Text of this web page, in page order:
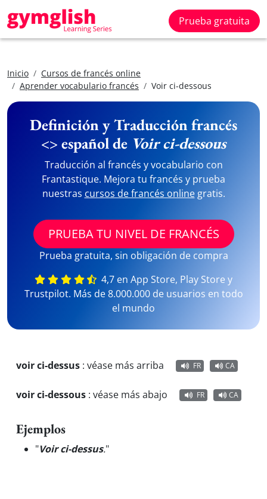
Prueba gratuita
Inicio
Cursos de francés online
Aprender vocabulario francés
Voir ci-dessous
Definición y Traducción francés
<> español de Voir ci-dessous
Traducción al francés y vocabulario con
Frantastique. Mejora tu francés y prueba
nuestras cursos de francés onlinegratis.
PRUEBA TU NIVEL DE FRANCÉS
Prueba gratuita, sin obligación de compra
4,7 en App Store, Play Store y
Trustpilot. Más de 8.000.000 de usuarios en todo
el mundo
voir ci-dessus : véase más arriba FR CA
voir ci-dessous : véase más abajo FR CA
Ejemplos
"Voir ci-dessus."